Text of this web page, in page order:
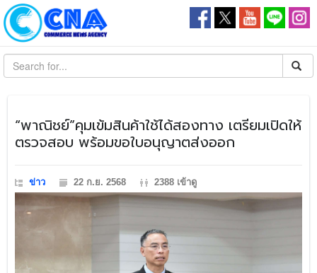
​“พาณิชย์”คุมเข้มสินค้าใช้ได้สองทาง เตรียมเปิดให้
ตรวจสอบ พร้อมขอใบอนุญาตส่งออก
ข่าว 22 ก.ย. 2568 2388 เข้าดู